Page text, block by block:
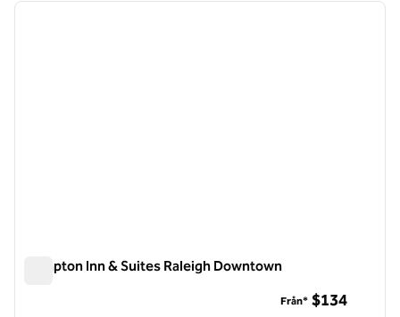
1 av 12
nästa
Hampton Inn & Suites Raleigh Downtown
Från* $134